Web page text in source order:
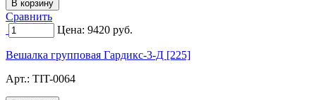
Сравнить
Цена: 9420 руб.
Вешалка групповая Гардикс-3-Д [225]
Арт.: TIT-0064